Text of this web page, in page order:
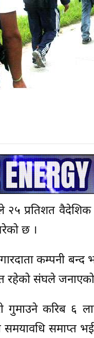
२५ प्रतिशत
छ ।
कम्पनी बन्द
रहेको संघले
गुमाउने करिब ६
समयावधि समाप्त